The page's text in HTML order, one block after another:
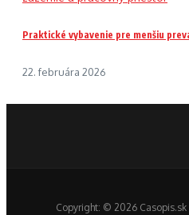
Praktické vybavenie pre menšiu
22. februára 2026
Copyright: © 2026 Casopis.sk